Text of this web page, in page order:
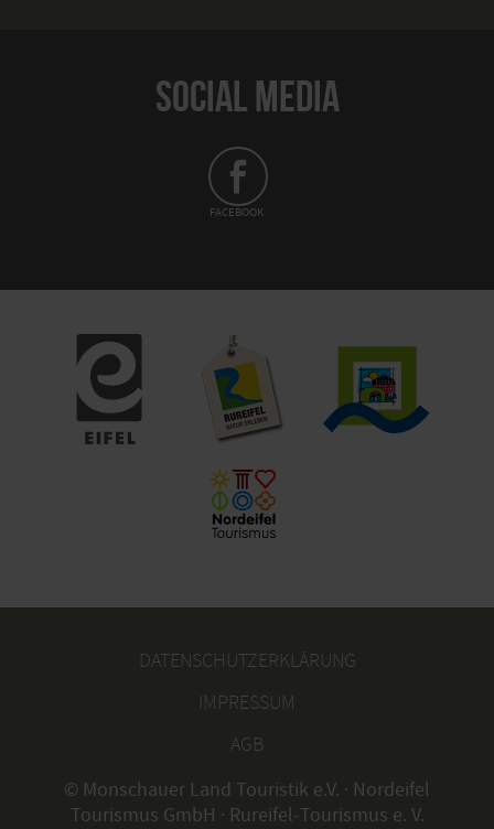
SOCIAL MEDIA
FACEBOOK
DATENSCHUTZERKLÄRUNG
IMPRESSUM
AGB
© Monschauer Land Touristik e.V. · Nordeifel
Tourismus GmbH · Rureifel-Tourismus e. V.